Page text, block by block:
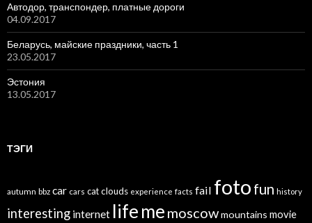
Автодор, транспондер, платные дороги
04.09.2017
Беларусь, майские праздники, часть 1
23.05.2017
Эстония
13.05.2017
ТЭГИ
autumn bbz car cars catclouds experience facts fail foto fun history
interesting internet lifeme moscowmountains movie